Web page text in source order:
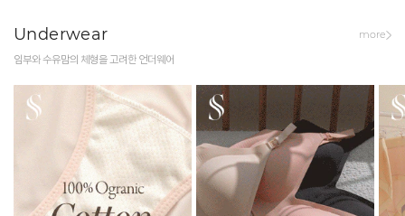
Underwear
임부와 수유맘의 체형을 고려한 언더웨어
more